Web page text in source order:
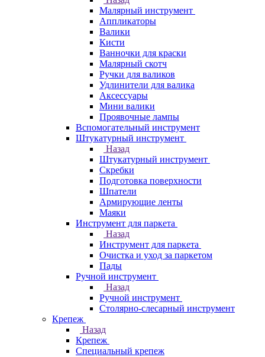
Малярный инструмент
Аппликаторы
Валики
Кисти
Ванночки для краски
Малярный скотч
Ручки для валиков
Удлинители для валика
Аксессуары
Мини валики
Проявочные лампы
Вспомогательный инструмент
Штукатурный инструмент
Назад
Штукатурный инструмент
Скребки
Подготовка поверхности
Шпатели
Армирующие ленты
Маяки
Инструмент для паркета
Назад
Инструмент для паркета
Очистка и уход за паркетом
Пады
Ручной инструмент
Назад
Ручной инструмент
Столярно-слесарный инструмент
Крепеж
Назад
Крепеж
Специальный крепеж